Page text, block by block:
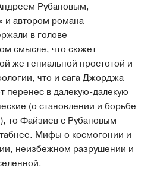
Рубановым,
и автором романа
в голове
смысле, что сюжет
же гениальной простотой и
что и сага Джорджа
перенес в далекую-далекую
(о становлении и борьбе
то Файзиев с Рубановым
Мифы о космогонии и
неизбежном разрушении и